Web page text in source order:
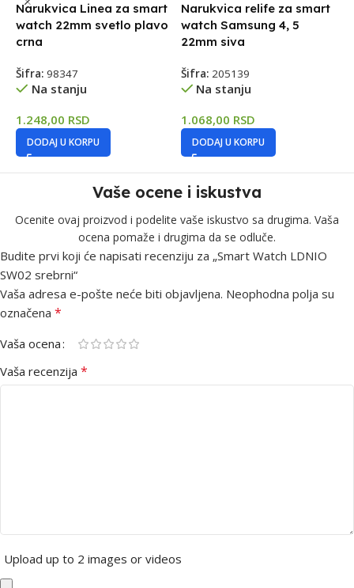
Narukvica Linea za smart
watch 22mm svetlo plavo
crna
Šifra: 98347
Na stanju
1.248,00 RSD
DODAJ U KORPU
Narukvica relife za smart
watch Samsung 4, 5
22mm siva
Šifra: 205139
Na stanju
1.068,00 RSD
DODAJ U KORPU
Vaše ocene i iskustva
Ocenite ovaj proizvod i podelite vaše iskustvo sa drugima. Vaša
ocena pomaže i drugima da se odluče.
Budite prvi koji će napisati recenziju za „Smart Watch LDNIO
SW02 srebrni“
Vaša adresa e-pošte neće biti objavljena. Neophodna polja su
označena *
Vaša ocena
Vaša recenzija *
Upload up to 2 images or videos